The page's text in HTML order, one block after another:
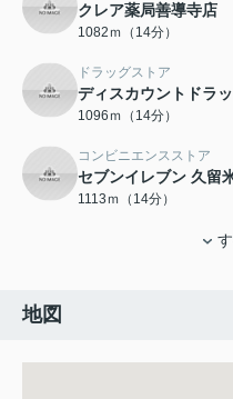
クレア薬局善導寺店
1082ｍ（14分）
ドラッグストア
ディスカウントドラ
1096ｍ（14分）
コンビニエンスストア
セブンイレブン 久留
1113ｍ（14分）
地図